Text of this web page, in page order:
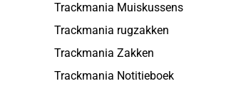
Trackmania Muiskussens
Trackmania rugzakken
Trackmania Zakken
Trackmania Notitieboek